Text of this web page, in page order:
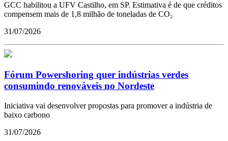
GCC habilitou a UFV Castilho, em SP. Estimativa é de que créditos
compensem mais de 1,8 milhão de toneladas de CO₂
31/07/2026
Fórum Powershoring quer indústrias verdes
consumindo renováveis no Nordeste
Iniciativa vai desenvolver propostas para promover a indústria de
baixo carbono
31/07/2026